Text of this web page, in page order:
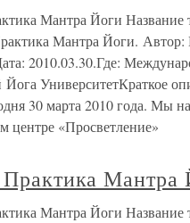
Мантра Йоги Название
Мантра Йоги. Автор:
2010.03.30.Где:
УниверситетКраткое
30 марта 2010 года. Мы
центре «Просветление»
Мантра
Мантра Йоги Название